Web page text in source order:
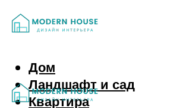
Дом
Ландшафт и сад
Квартира